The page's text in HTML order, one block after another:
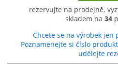
rezervujte na prodejně,
skladem na 34
Chcete se na výrobek jen
Poznamenejte si číslo
udělejte